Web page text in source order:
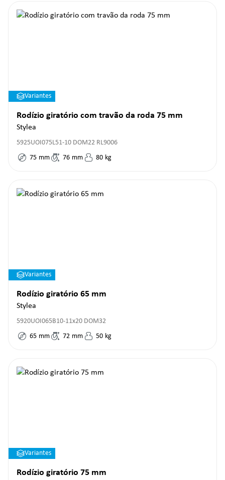
Variantes
Rodízio giratório com travão da roda 75 mm
Stylea
5925UOI075L51-10 DOM22 RL9006
75 mm 76 mm 80 kg
Variantes
Rodízio giratório 65 mm
Stylea
5920UOI065B10-11x20 DOM32
65 mm 72 mm 50 kg
Variantes
Rodízio giratório 75 mm